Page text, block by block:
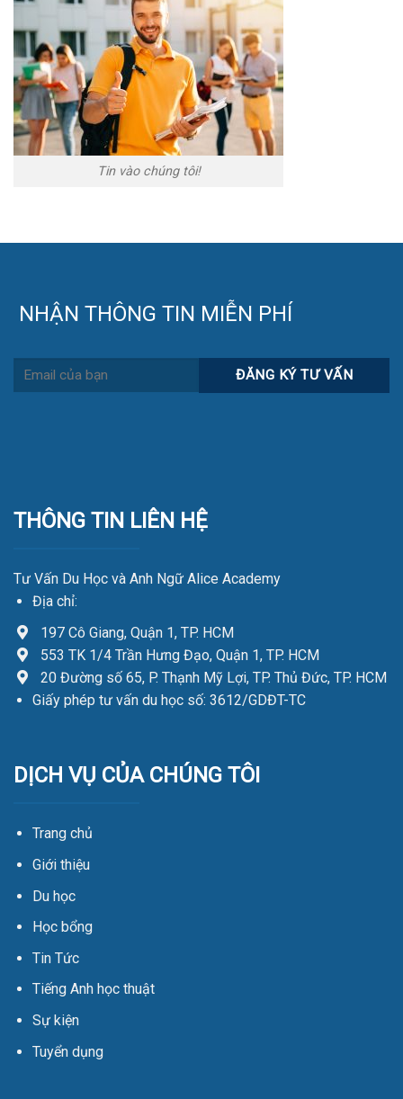
Tin vào chúng tôi!
NHẬN THÔNG TIN MIỄN PHÍ
THÔNG TIN LIÊN HỆ
Tư Vấn Du Học và Anh Ngữ Alice Academy
Địa chỉ:
197 Cô Giang, Quận 1, TP. HCM
553 TK 1/4 Trần Hưng Đạo, Quận 1, TP. HCM
20 Đường số 65, P. Thạnh Mỹ Lợi, TP. Thủ Đức, TP. HCM
Giấy phép tư vấn du học số: 3612/GDĐT-TC
DỊCH VỤ CỦA CHÚNG TÔI
Trang chủ
Giới thiệu
Du học
Học bổng
Tin Tức
Tiếng Anh học thuật
Sự kiện
Tuyển dụng